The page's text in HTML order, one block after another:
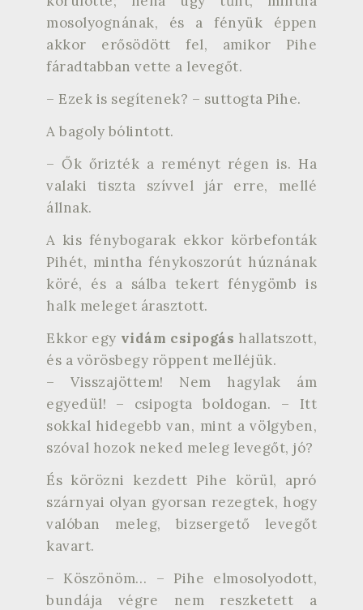
mosolyognának, és a fényük éppen
akkor erősödött fel, amikor Pihe
fáradtabban vette a levegőt.
– Ezek is segítenek? – suttogta Pihe.
A bagoly bólintott.
– Ők őrizték a reményt régen is. Ha
valaki tiszta szívvel jár erre, mellé
állnak.
A kis fénybogarak ekkor körbefonták
Pihét, mintha fénykoszorút húznának
köré, és a sálba tekert fénygömb is
halk meleget árasztott.
Ekkor egy vidám csipogás hallatszott,
és a vörösbegy röppent melléjük.
– Visszajöttem! Nem hagylak ám
egyedül! – csipogta boldogan. – Itt
sokkal hidegebb van, mint a völgyben,
szóval hozok neked meleg levegőt, jó?
És körözni kezdett Pihe körül, apró
szárnyai olyan gyorsan rezegtek, hogy
valóban meleg, bizsergető levegőt
kavart.
– Köszönöm… – Pihe elmosolyodott,
bundája végre nem reszketett a